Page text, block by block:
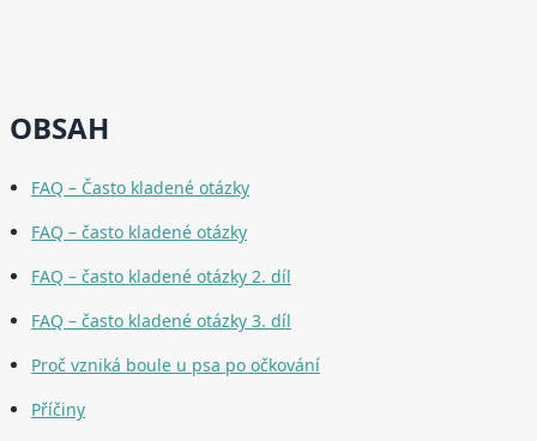
OBSAH
FAQ – Často kladené otázky
FAQ – často kladené otázky
FAQ – často kladené otázky 2. díl
FAQ – často kladené otázky 3. díl
Proč vzniká boule u psa po očkování
Příčiny